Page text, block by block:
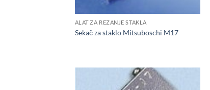
ALAT ZA REZANJE STAKLA
Sekač za staklo Mitsuboschi M17